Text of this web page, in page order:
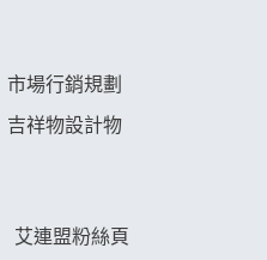
市場行銷規劃
吉祥物設計物
艾連盟粉絲頁